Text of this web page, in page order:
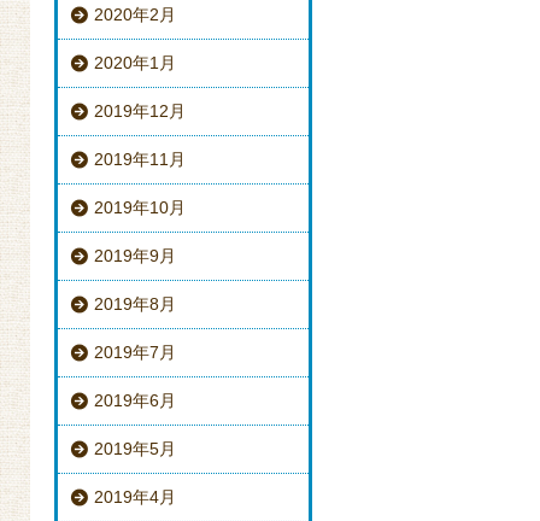
2020年2月
2020年1月
2019年12月
2019年11月
2019年10月
2019年9月
2019年8月
2019年7月
2019年6月
2019年5月
2019年4月